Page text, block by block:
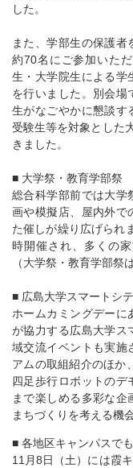
した。
また、学部生の保護
約70名にご参加いた
生・大学院生による学
を行いました。別会場
生がなごやかに懇談す
受験生等を対象とした
きました。
■ 大学祭・教育学部祭
総合科学部前では大学
画や模擬店、屋内外で
た催しが繰り広げられ
時開催され、多くの
（大学祭・教育学部祭
■ 広島大学スマートシ
ホームカミングデーに
が協力する広島大学ス
域交流イベントも実施
アムの取組紹介のほか
四足歩行ロボットのデ
まで楽しめる多彩な
まちづくりを考える機
■ 各地区キャンパスで
11月8日（土）には霞